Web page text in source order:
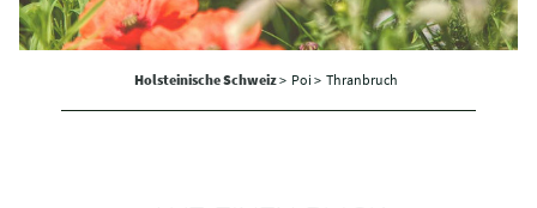
Holsteinische Schweiz> Poi > Thranbruch